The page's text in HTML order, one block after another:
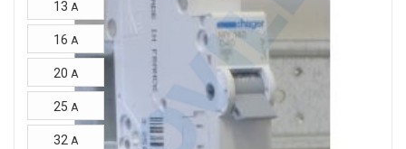
13 A
16 A
20 A
25 A
32 A